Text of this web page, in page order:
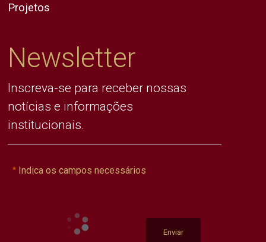
Projetos
Newsletter
Inscreva-se para receber nossas
notícias e informações
institucionais.
Indica os campos necessários
Enviar